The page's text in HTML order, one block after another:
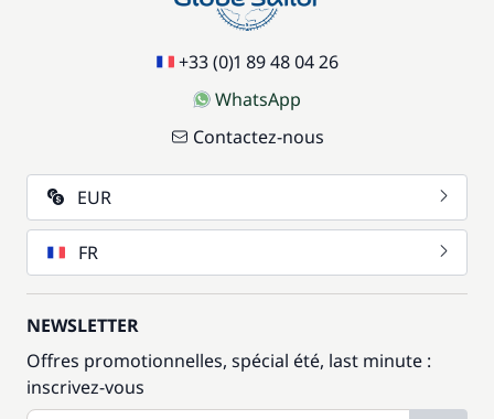
+33 (0)1 89 48 04 26
WhatsApp
Contactez-nous
EUR
FR
NEWSLETTER
Offres promotionnelles, spécial été, last minute :
inscrivez-vous